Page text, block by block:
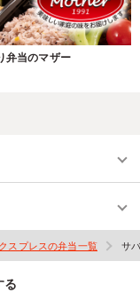
弁当のマザー
スプレスの弁当一覧 サ
る